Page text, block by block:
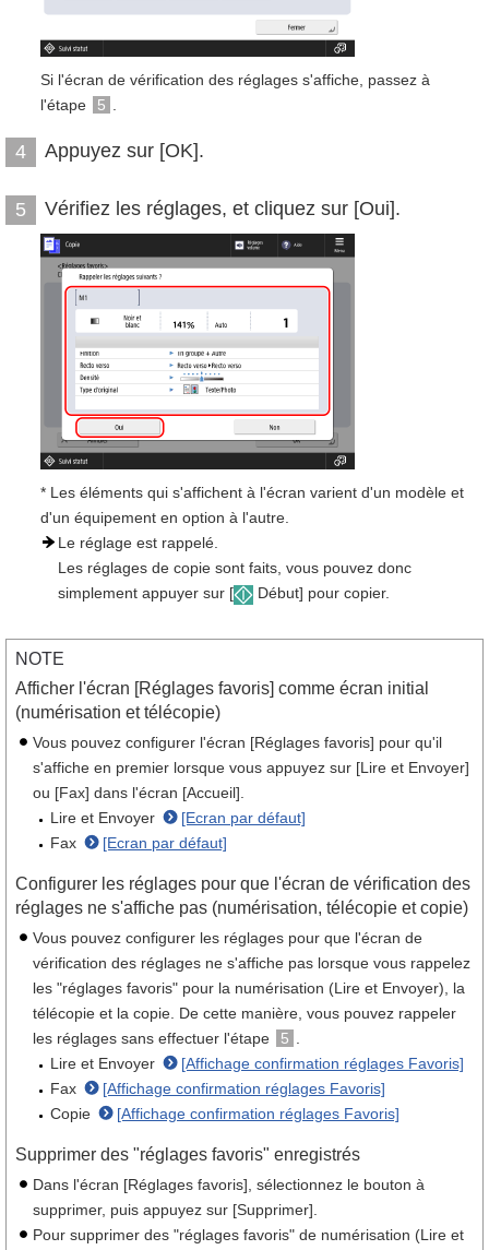
Si l'écran de vérification des réglages s'affiche, passez à
l'étape
5 .
4 Appuyez sur [OK].
5 Vérifiez les réglages, et cliquez sur [Oui].
* Les éléments qui s'affichent à l'écran varient d'un modèle et
d'un équipement en option à l'autre.
Le réglage est rappelé.
Les réglages de copie sont faits, vous pouvez donc
simplement appuyer sur [
Début] pour copier.
NOTE
Afficher l'écran [Réglages favoris] comme écran initial
(numérisation et télécopie)
Vous pouvez configurer l'écran [Réglages favoris] pour qu'il
s'affiche en premier lorsque vous appuyez sur [Lire et Envoyer]
ou [Fax] dans l'écran [Accueil].
Lire et Envoyer
[Ecran par défaut]
Fax
[Ecran par défaut]
Configurer les réglages pour que l'écran de vérification des
réglages ne s'affiche pas (numérisation, télécopie et copie)
Vous pouvez configurer les réglages pour que l'écran de
vérification des réglages ne s'affiche pas lorsque vous rappelez
les "réglages favoris" pour la numérisation (Lire et Envoyer), la
télécopie et la copie. De cette manière, vous pouvez rappeler
les réglages sans effectuer l'étape
5 .
Lire et Envoyer
[Affichage confirmation réglages Favoris]
Fax
[Affichage confirmation réglages Favoris]
Copie
[Affichage confirmation réglages Favoris]
Supprimer des "réglages favoris" enregistrés
Dans l'écran [Réglages favoris], sélectionnez le bouton à
supprimer, puis appuyez sur [Supprimer].
Pour supprimer des "réglages favoris" de numérisation (Lire et